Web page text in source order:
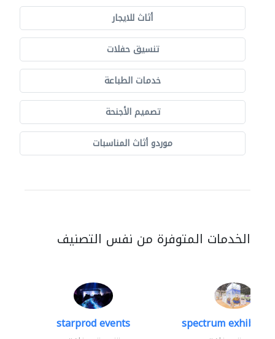
أثاث للايجار
تنسيق حفلات
خدمات الطباعة
تصميم الأجنحة
موردو أثاث المناسبات
الخدمات المتوفرة من نفس التصنيف
starprod events spectrum